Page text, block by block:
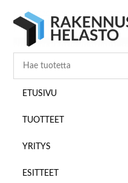
pääsisältöön
ensisijaiseen
alatunnisteeseen
ETUSIVU
TUOTTEET
YRITYS
ESITTEET